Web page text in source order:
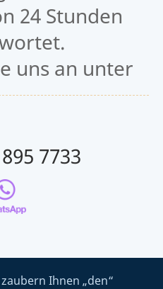
24 Stunden
uns an unter
7733
Ihnen „den“